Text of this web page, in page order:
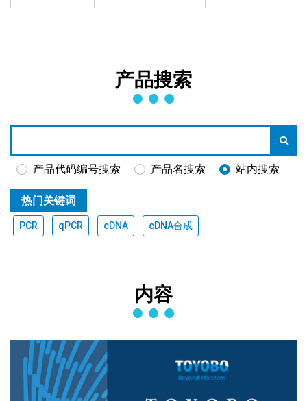
产品搜索
产品代码编号搜索 产品名搜索 站内搜索
热门关键词
PCR qPCR cDNA cDNA合成
内容